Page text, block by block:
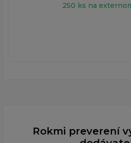
250 ks na
Rokmi preverení